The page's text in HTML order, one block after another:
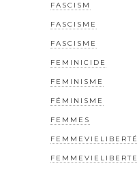
FASCISM
FASCISME
FASCISME
FEMINICIDE
FEMINISME
FÉMINISME
FEMMES
FEMMEVIELIBERTÉ
FEMMEVIELIBERTE